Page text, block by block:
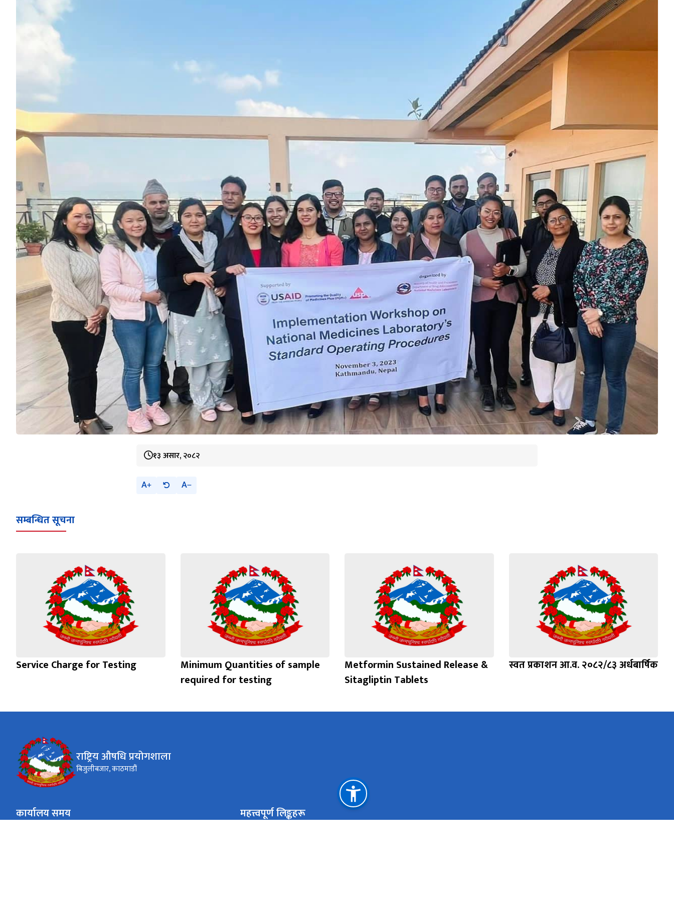
१३ असार, २०८२
A A
सम्बन्धित सूचना
Service Charge for Testing
Minimum Quantities of sample
required for testing
Metformin Sustained Release &
Sitagliptin Tablets
स्वत प्रकाशन आ.व. २०८२/८३ अर्धबार्षिक
राष्ट्रिय औषधि प्रयोगशाला
बिजुलीबजार, काठमाडौं
कार्यालय समय महत्त्वपूर्ण लिङ्कहरू